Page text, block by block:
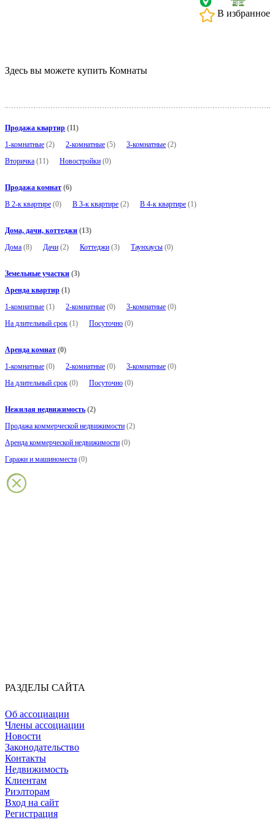
В избранное
Здесь вы можете купить Комнаты
Продажа квартир (11)
1-комнатные (2) 2-комнатные (5) 3-комнатные (2)
Вторичка (11) Новостройки (0)
Продажа комнат (6)
В 2-к квартире (0) В 3-к квартире (2) В 4-к квартире (1)
Дома, дачи, коттеджи (13)
Дома (8) Дачи (2) Коттеджи (3) Таунхаусы (0)
Земельные участки (3)
Аренда квартир (1)
1-комнатные (1) 2-комнатные (0) 3-комнатные (0)
На длительный срок (1) Посуточно (0)
Аренда комнат (0)
1-комнатные (0) 2-комнатные (0) 3-комнатные (0)
На длительный срок (0) Посуточно (0)
Нежилая недвижимость (2)
Продажа коммерческой недвижимости (2)
Аренда коммерческой недвижимости (0)
Гаражи и машиноместа (0)
РАЗДЕЛЫ САЙТА
Об ассоциации
Члены ассоциации
Новости
Законодательство
Контакты
Недвижимость
Клиентам
Риэлторам
Вход на сайт
Регистрация